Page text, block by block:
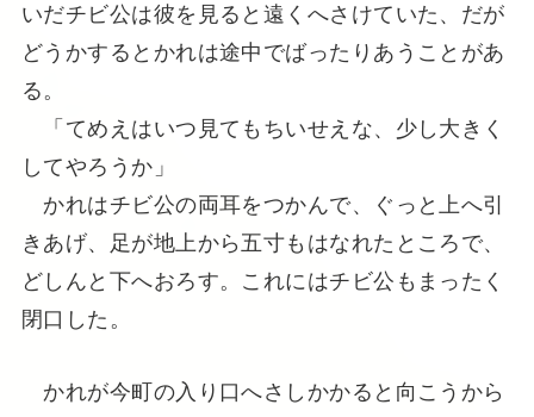
いだチビ公は彼を見ると遠くへさけていた、だが
どうかするとかれは途中でばったりあうことがあ
る。
「てめえはいつ見てもちいせえな、少し大きく
してやろうか」
かれはチビ公の両耳をつかんで、ぐっと上へ引
きあげ、足が地上から五寸もはなれたところで、
どしんと下へおろす。これにはチビ公もまったく
閉口した。
かれが今町の入り口へさしかかると向こうから